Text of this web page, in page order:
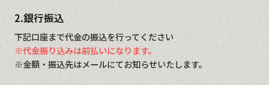
2.銀行振込
下記口座まで代金の振込を行ってください
※代金振り込みは前払いになります。
※金額・振込先はメールにてお知らせいたします。